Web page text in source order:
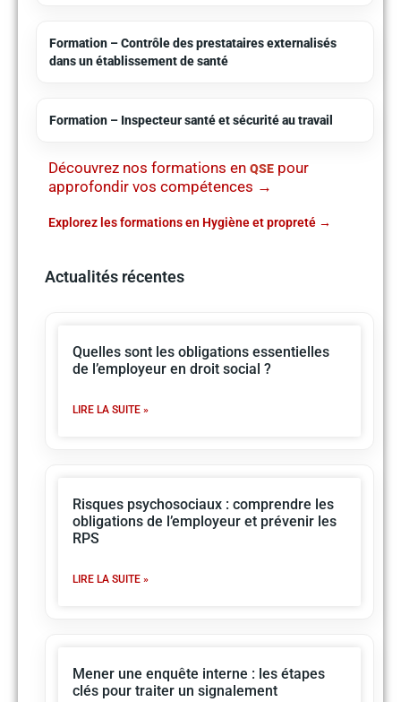
Formation – Contrôle des prestataires externalisés
dans un établissement de santé
Formation – Inspecteur santé et sécurité au travail
Découvrez nos formations en QSE pour
approfondir vos compétences →
Explorez les formations en Hygiène et propreté
Actualités récentes
Quelles sont les obligations essentielles
de l’employeur en droit social ?
LIRE LA SUITE »
Risques psychosociaux : comprendre les
obligations de l’employeur et prévenir les
RPS
LIRE LA SUITE »
Mener une enquête interne : les étapes
clés pour traiter un signalement